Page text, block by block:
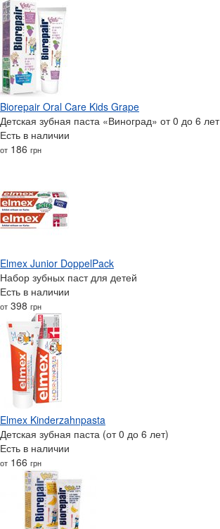
Biorepair Oral Care Kids Grape
Детская зубная паста «Виноград» от 0 до 6 лет
Есть в наличии
от 186 грн
Elmex Junior DoppelPack
Набор зубных паст для детей
Есть в наличии
от 398 грн
Elmex Kinderzahnpasta
Детская зубная паста (от 0 до 6 лет)
Есть в наличии
от 166 грн